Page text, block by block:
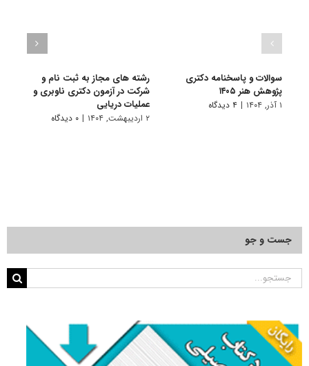
سوالات و پاسخنامه دکتری
پژوهش هنر ۱۴۰۵
۱ آذر, ۱۴۰۴ | ۴ دیدگاه
رشته های مجاز به ثبت نام و
شرکت در آزمون دکتری ناوبری و
عملیات دریایی
۲ اردیبهشت, ۱۴۰۴ | ۰ دیدگاه
جست و جو
جستجو